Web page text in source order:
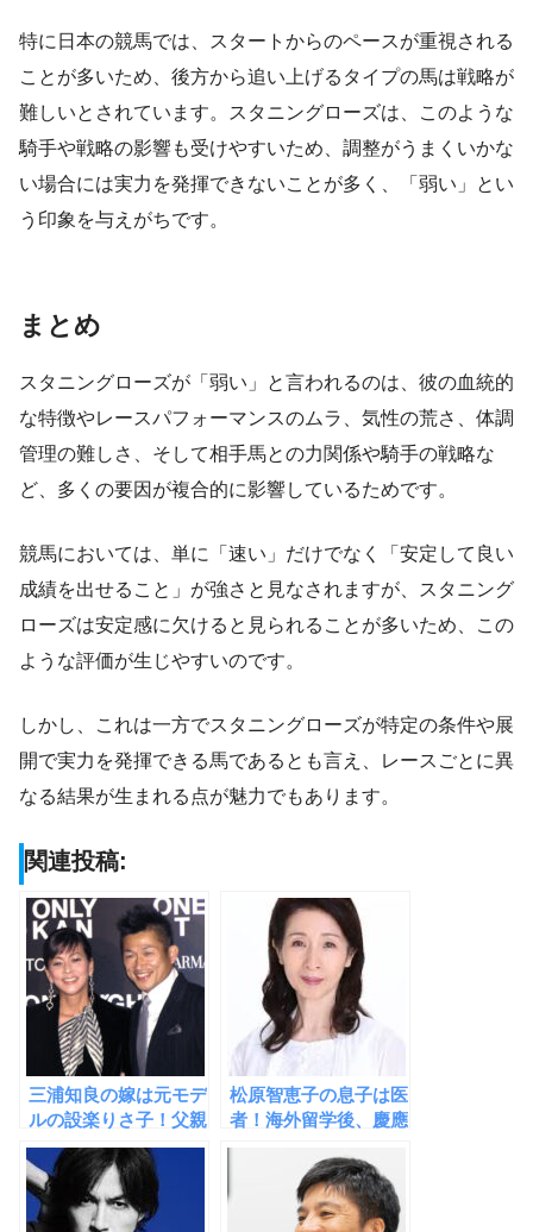
特に日本の競馬では、スタートからのペースが重視される
ことが多いため、後方から追い上げるタイプの馬は戦略が
難しいとされています。スタニングローズは、このような
騎手や戦略の影響も受けやすいため、調整がうまくいかな
い場合には実力を発揮できないことが多く、「弱い」とい
う印象を与えがちです。
まとめ
スタニングローズが「弱い」と言われるのは、彼の血統的
な特徴やレースパフォーマンスのムラ、気性の荒さ、体調
管理の難しさ、そして相手馬との力関係や騎手の戦略な
ど、多くの要因が複合的に影響しているためです。
競馬においては、単に「速い」だけでなく「安定して良い
成績を出せること」が強さと見なされますが、スタニング
ローズは安定感に欠けると見られることが多いため、この
ような評価が生じやすいのです。
しかし、これは一方でスタニングローズが特定の条件や展
開で実力を発揮できる馬であるとも言え、レースごとに異
なる結果が生まれる点が魅力でもあります。
関連投稿:
三浦知良の嫁は元モデ
ルの設楽りさ子！父親
の経歴がハンパない華
麗なる一族！
松原智恵子の息子は医
者！海外留学後、慶應
大学を卒業するほどの
秀才だった！